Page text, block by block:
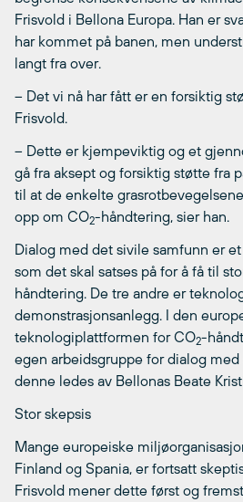
Frisvold i Bellona Europa. Han er
har kommet på banen, men
langt fra over.
– Det vi nå har fått er en forsiktig
Frisvold.
– Dette er kjempeviktig og et
gå fra aksept og forsiktig støtte fra
til at de enkelte
opp om CO2-håndtering, sier han.
Dialog med det sivile samfunn er
som det skal satses på for å få til
håndtering. De tre andre er
demonstrasjonsanlegg. I den
teknologiplattformen for CO2-
egen arbeidsgruppe for dialog med
denne ledes av Bellonas Beate
Stor skepsis
Mange europeiske
Finland og Spania, er fortsatt
Frisvold mener dette først og